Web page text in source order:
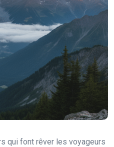
qui font rêver les voyageurs